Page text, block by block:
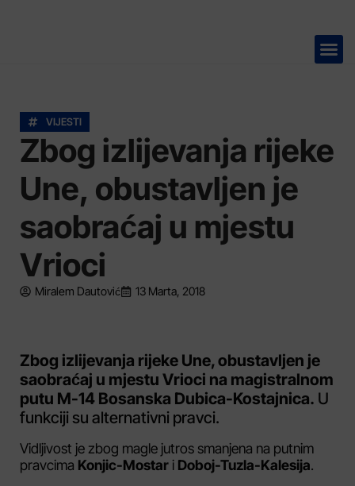
VIJESTI
Zbog izlijevanja rijeke
Une, obustavljen je
saobraćaj u mjestu
Vrioci
Miralem Dautović 13 Marta, 2018
Zbog izlijevanja rijeke Une, obustavljen je
saobraćaj u mjestu Vrioci na magistralnom
putu M-14 Bosanska Dubica-Kostajnica. U
funkciji su alternativni pravci.
Vidljivost je zbog magle jutros smanjena na putnim
pravcima Konjic-Mostar i Doboj-Tuzla-Kalesija.